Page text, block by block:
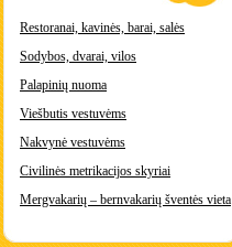
Restoranai, kavinės, barai, salės
Sodybos, dvarai, vilos
Palapinių nuoma
Viešbutis vestuvėms
Nakvynė vestuvėms
Civilinės metrikacijos skyriai
Mergvakarių – bernvakarių šventės vieta